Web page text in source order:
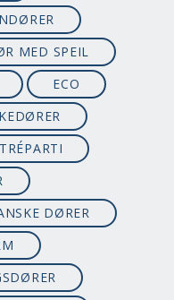
MED SPEIL
ECO
DØRER